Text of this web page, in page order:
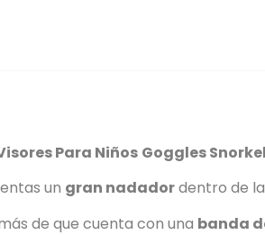
Para Niños Goggles Snorkel
un gran nadadordentro de
de que cuenta con una banda